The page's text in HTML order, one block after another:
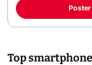
Top smartphone